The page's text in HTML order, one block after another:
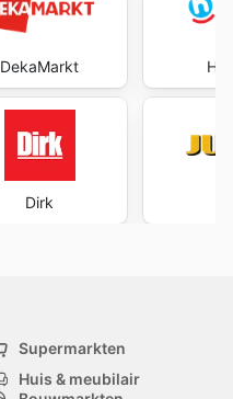
DekaMarkt
Dirk
Supermarkten
Huis & meubilair